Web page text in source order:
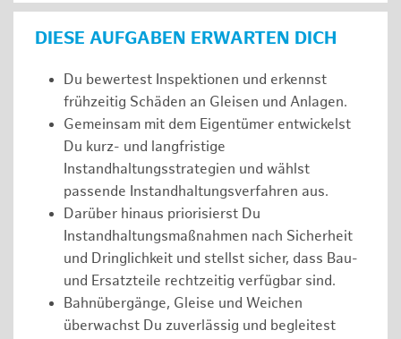
DIESE AUFGABEN ERWARTEN DICH
Du bewertest Inspektionen und erkennst
frühzeitig Schäden an Gleisen und Anlagen.
Gemeinsam mit dem Eigentümer entwickelst
Du kurz- und langfristige
Instandhaltungsstrategien und wählst
passende Instandhaltungsverfahren aus.
Darüber hinaus priorisierst Du
Instandhaltungsmaßnahmen nach Sicherheit
und Dringlichkeit und stellst sicher, dass Bau-
und Ersatzteile rechtzeitig verfügbar sind.
Bahnübergänge, Gleise und Weichen
überwachst Du zuverlässig und begleitest